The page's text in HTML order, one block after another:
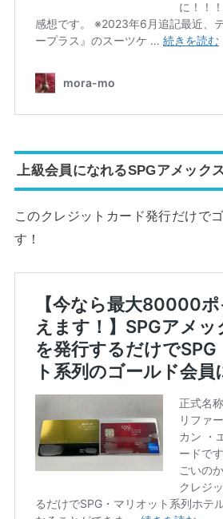
上級会員になれるSPGアメック
このクレジットカード発行だけで
す！